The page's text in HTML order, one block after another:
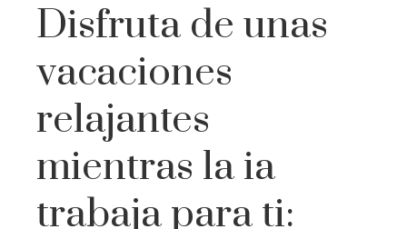
Disfruta de unas
vacaciones
relajantes
mientras la ia
trabaja para ti: